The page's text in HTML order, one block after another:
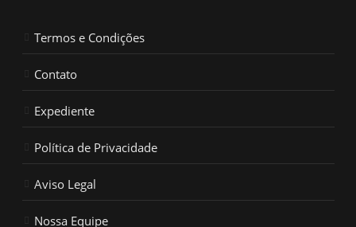
Termos e Condições
Contato
Expediente
Política de Privacidade
Aviso Legal
Nossa Equipe